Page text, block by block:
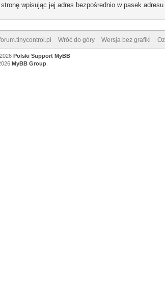
wpisując jej adres bezpośrednio w pasek
Wróć do góry Wersja bez grafiki
Polski Support MyBB
MyBB Group